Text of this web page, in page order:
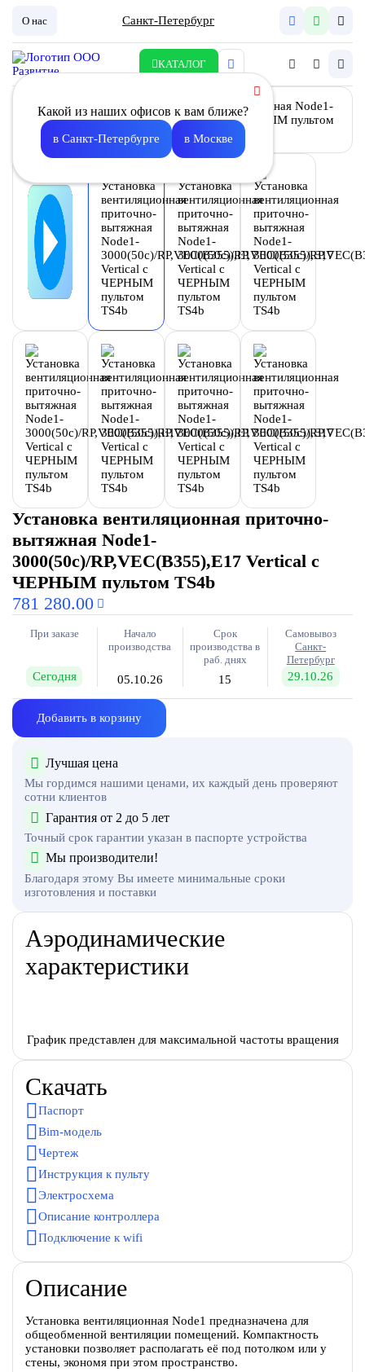
О нас Санкт-Петербург
КАТАЛОГ
Какой из наших офисов к вам ближе?
в Санкт-Петербурге в Москве
Установка вентиляционная приточно-
вытяжная Node1-
3000(50c)/RP,VEC(B355),E17 Vertical с
ЧЕРНЫМ пультом TS4b
781 280.00
При заказе
Сегодня
Начало
производства
05.10.26
Срок
производства в
раб. днях
15
Самовывоз
Санкт-
Петербург
29.10.26
Добавить в корзину
Лучшая цена
Мы гордимся нашими ценами, их каждый день проверяют
сотни клиентов
Гарантия от 2 до 5 лет
Точный срок гарантии указан в паспорте устройства
Мы производители!
Благодаря этому Вы имеете минимальные сроки
изготовления и поставки
Аэродинамические
характеристики
График представлен для максимальной частоты вращения
Скачать
Паспорт
Bim-модель
Чертеж
Инструкция к пульту
Электросхема
Описание контроллера
Подключение к wifi
Описание
Установка вентиляционная Node1 предназначена для
общеобменной вентиляции помещений. Компактность
установки позволяет располагать её под потолком или у
стены, экономя при этом пространство.